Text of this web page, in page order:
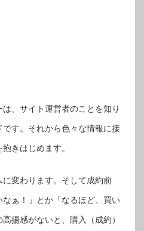
、サイト運営者のことを知り
す。それから色々な情報に接
きはじめます。
変わります。そして成約前
ぁ！」とか「なるほど、買い
揚感がないと、購入（成約）